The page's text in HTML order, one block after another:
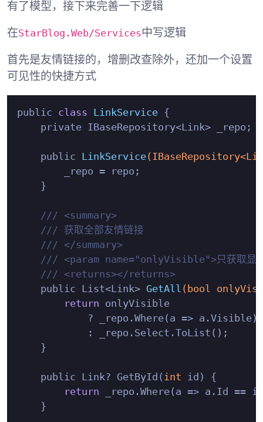
有了模型，接下来完善一下逻辑
在StarBlog.Web/Services中写逻辑
首先是友情链接的，增删改查除外，还加一个设置
可见性的快捷方式
public class LinkService {
    private IBaseRepository<Link> _repo;
    public
LinkService
        _repo = repo;
    }
/// <summary>
/// 获取全部友情链接
/// </summary>
/// <param name="onlyVisible">只获取显
/// <returns></returns>
    public List<Link>
GetAll ( bool
return onlyVisible
? _repo.Where(a =>
            : _repo.Select.ToList();
    }
    public Link? GetById(
int id) {
return _repo.Where(a => a.Id
    }